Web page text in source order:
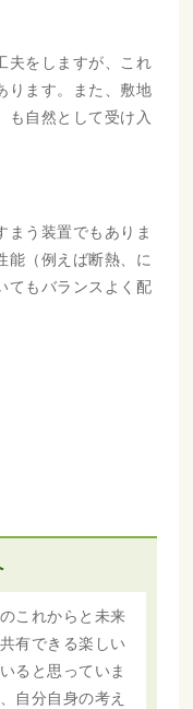
夫をしますが、これ
ります。また、敷地
も自然として受け入
まう装置でもありま
能（例えば断熱、に
てもバランスよく配
これからと未来
有できる楽しい
ると思っていま
自分自身の考え